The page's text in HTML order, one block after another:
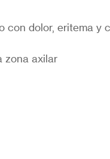
con dolor, eritema y
zona axilar